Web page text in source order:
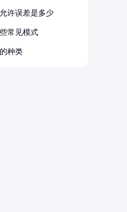
许误差是多少
常见模式
种类